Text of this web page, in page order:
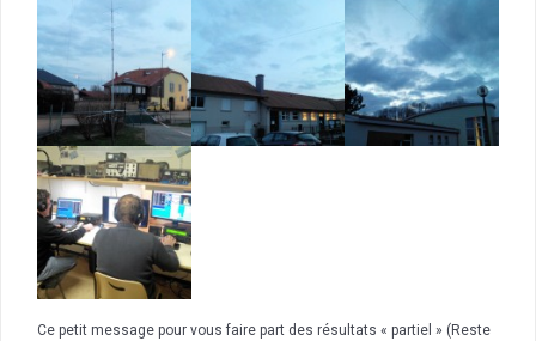
Ce petit message pour vous faire part des résultats « partiel » (Reste